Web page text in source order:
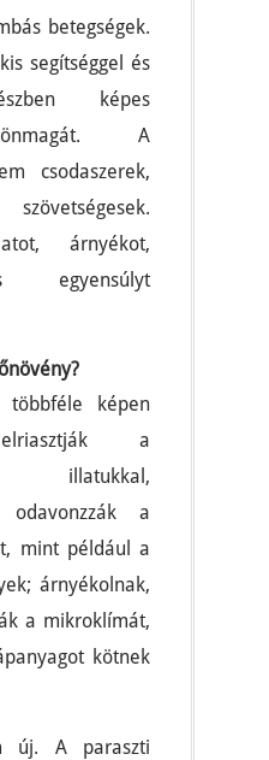
betegségek.
segítséggel és
képes
A
csodaszerek,
árnyékot,
egyensúlyt
többféle képen
a
illatukkal,
odavonzzák a
mint például a
árnyékolnak,
a mikroklímát,
kötnek
új. A paraszti